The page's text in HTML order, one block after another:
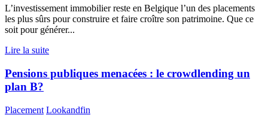
L’investissement immobilier reste en Belgique l’un des placements
les plus sûrs pour construire et faire croître son patrimoine. Que ce
soit pour générer...
Lire la suite
Pensions publiques menacées : le crowdlending un
plan B?
Placement Lookandfin